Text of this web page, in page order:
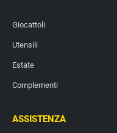
Giocattoli
Utensili
Estate
Complementi
ASSISTENZA